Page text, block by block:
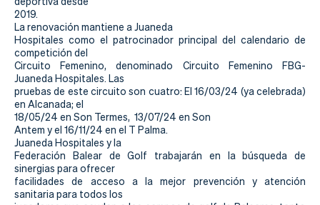
Jugar
Aprender
Actualidad
Tienda
2019.
La renovación mantiene a Juaneda
Hospitales como el patrocinador principal del calendario de
competición del
Circuito Femenino, denominado Circuito Femenino FBG-
Juaneda Hospitales. Las
pruebas de este circuito son cuatro: El 16/03/24 (ya celebrada)
en Alcanada; el
18/05/24 en Son Termes, 13/07/24 en Son
Antem y el 16/11/24 en el T Palma.
Juaneda Hospitales y la
Federación Balear de Golf trabajarán en la búsqueda de
sinergias para ofrecer
facilidades de acceso a la mejor prevención y atención
sanitaria para todos los